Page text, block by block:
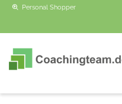
Personal Shopper